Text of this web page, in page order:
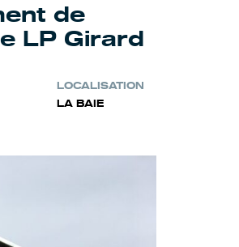
de
LP Girard
LOCALISATION
LA BAIE